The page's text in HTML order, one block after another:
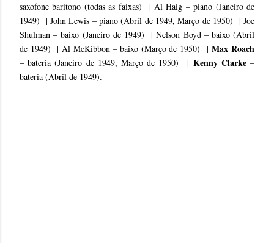
saxofone barítono (todas as faixas) | Al Haig – piano (Janeiro de
1949) | John Lewis – piano (Abril de 1949, Março de 1950) | Joe
Shulman – baixo (Janeiro de 1949) | Nelson Boyd – baixo (Abril
de 1949) | Al McKibbon – baixo (Março de 1950) |Max Roach
– bateria (Janeiro de 1949, Março de 1950) | Kenny Clarke–
bateria (Abril de 1949).